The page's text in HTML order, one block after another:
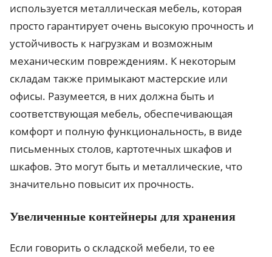
используется металлическая мебель, которая
просто гарантирует очень высокую прочность и
устойчивость к нагрузкам и возможным
механическим повреждениям. К некоторым
складам также примыкают мастерские или
офисы. Разумеется, в них должна быть и
соответствующая мебель, обеспечивающая
комфорт и полную функциональность, в виде
письменных столов, картотечных шкафов и
шкафов. Это могут быть и металлические, что
значительно повысит их прочность.
Увеличенные контейнеры для хранения
Если говорить о складской мебели, то ее